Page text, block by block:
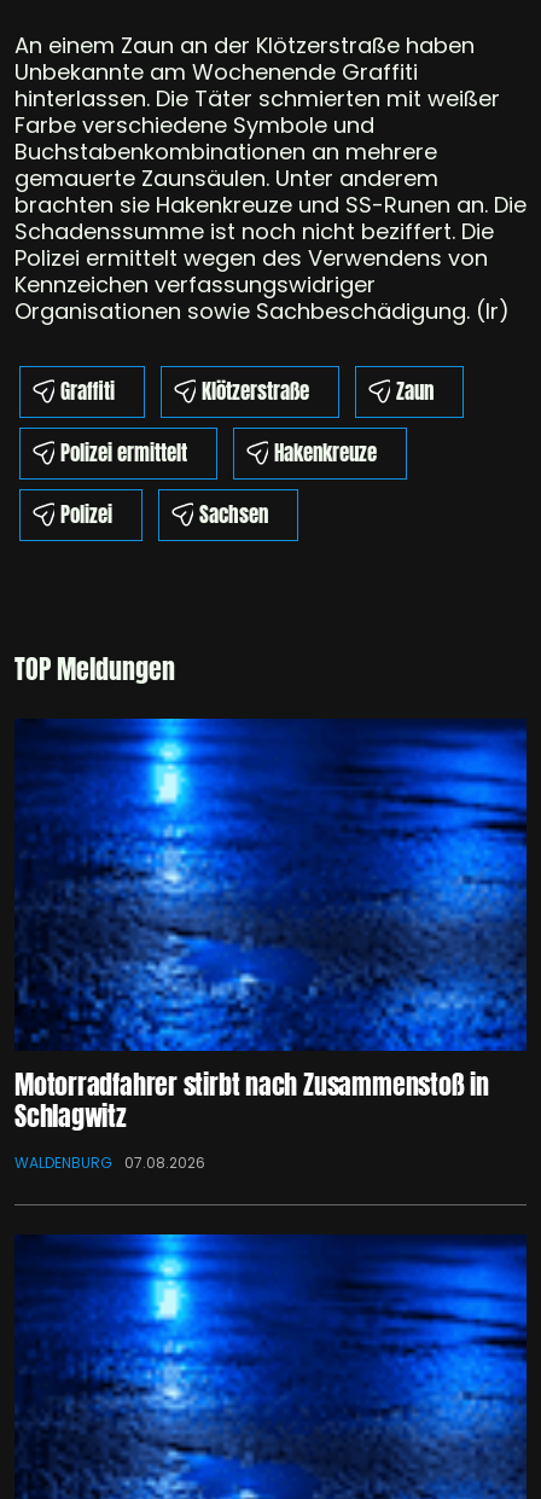
An einem Zaun an der Klötzerstraße haben
Unbekannte am Wochenende Graffiti
hinterlassen. Die Täter schmierten mit weißer
Farbe verschiedene Symbole und
Buchstabenkombinationen an mehrere
gemauerte Zaunsäulen. Unter anderem
brachten sie Hakenkreuze und SS-Runen an. Die
Schadenssumme ist noch nicht beziffert. Die
Polizei ermittelt wegen des Verwendens von
Kennzeichen verfassungswidriger
Organisationen sowie Sachbeschädigung. (lr)
Graffiti Klötzerstraße
Zaun
Polizei ermittelt
Hakenkreuze
Polizei
Sachsen
TOP Meldungen
Motorradfahrer stirbt nach Zusammenstoß in
Schlagwitz
WALDENBURG 07.08.2026